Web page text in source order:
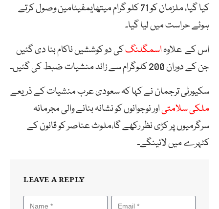
کیا گیا، ملزمان کو 71 کلو گرام میتھایمفیٹامین وصول کرتے
ہوئے حراست میں لیا گیا۔
اس کے علاوہاسمگلنگکی دو کوششیں ناکام بنا دی گئیں
جن کے دوران 200 کلوگرام سے زائد منشیات ضبط کی گئیں۔
سکیورٹی ترجمان نے کہا کہ سعودی عرب منشیات کے ذریعے
ملکی سلامتیاور نوجوانوں کو نشانہ بنانے والی مجرمانہ
سرگرمیوں پر کڑی نظر رکھے گا،ملوث عناصر کو قانون کے
کٹہرے میں لائینگے۔
LEAVE A REPLY